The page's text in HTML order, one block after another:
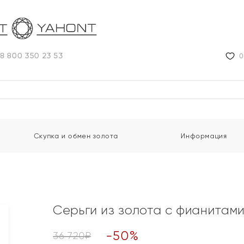
8 800 350 23 53 0
Скупка и обмен золота Информация
Серьги из золота с фианитами
36 720₽ -50%